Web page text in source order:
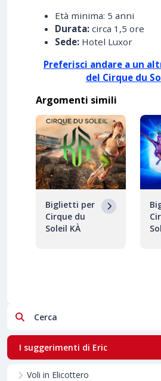
Età minima: 5 anni
Durata: circa 1,5 ore
Sede: Hotel Luxor
Preferisci andare a un
del Cirque du
Argomenti simili
Biglietti per
Cirque du
Soleil KÀ
Cerca
I suggerimenti di Eric
Voli in Elicottero